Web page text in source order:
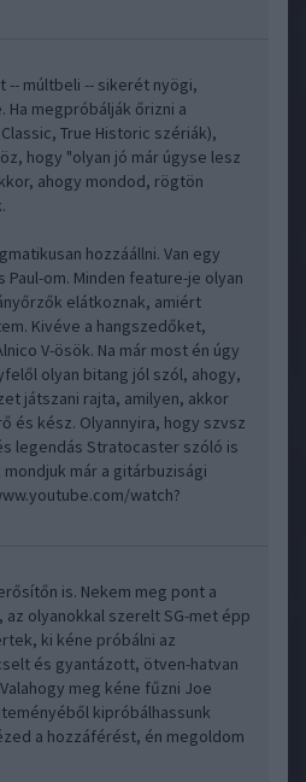
-- múltbeli -- sikerét nyögi,
megpróbálják őrizni a
True Historic szériák),
hogy "olyan jó már úgyse lesz
ahogy mondod, rögtön
hozzáállni. Van egy
om. Minden feature-je olyan
elátkoznak, amiért
Kivéve a hangszedőket,
V-ösök. Na már most én úgy
olyan bitang jól szól, ahogy,
játszani rajta, amilyen, akkor
és kész. Olyannyira, hogy szvsz
legendás Stratocaster szóló is
már a gitárbuzisági
watch?
is. Nekem meg pont a
olyanokkal szerelt SG-met épp
ki kéne próbálni az
és gyantázott, ötven-hatvan
meg kéne fűzni Joe
kipróbálhassunk
a hozzáférést, én megoldom